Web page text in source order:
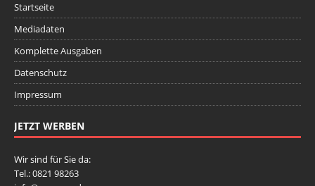
Startseite
Mediadaten
Komplette Ausgaben
Datenschutz
Impressum
JETZT WERBEN
Wir sind für Sie da:
Tel.: 0821 98263